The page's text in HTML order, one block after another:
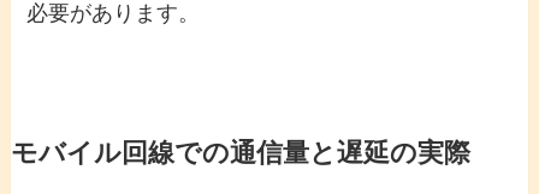
必要があります。
モバイル回線での通信量と遅延の実際